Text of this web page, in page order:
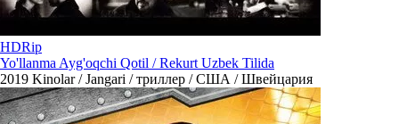
HDRip
Yo'llanma Ayg'oqchi Qotil / Rekurt Uzbek Tilida
2019 Kinolar / Jangari / триллер / США / Швейцария